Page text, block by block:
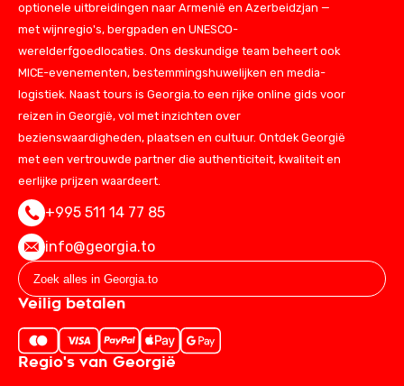
optionele uitbreidingen naar Armenië en Azerbeidzjan —
met wijnregio's, bergpaden en UNESCO-
werelderfgoedlocaties. Ons deskundige team beheert ook
MICE-evenementen, bestemmingshuwelijken en media-
logistiek. Naast tours is Georgia.to een rijke online gids voor
reizen in Georgië, vol met inzichten over
bezienswaardigheden, plaatsen en cultuur. Ontdek Georgië
met een vertrouwde partner die authenticiteit, kwaliteit en
eerlijke prijzen waardeert.
+995 511 14 77 85
info@georgia.to
Veilig betalen
Regio's van Georgië